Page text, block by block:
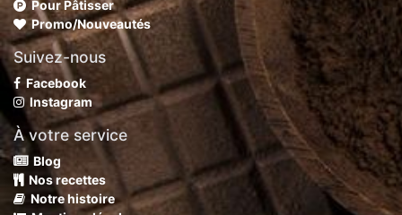
Pour Pâtisser
Promo/Nouveautés
Suivez-nous
Facebook
Instagram
À votre service
Blog
Nos recettes
Notre histoire